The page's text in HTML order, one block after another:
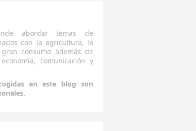
abordar temas de
con la agricultura, la
consumo además de
comunicación y
en este blog son